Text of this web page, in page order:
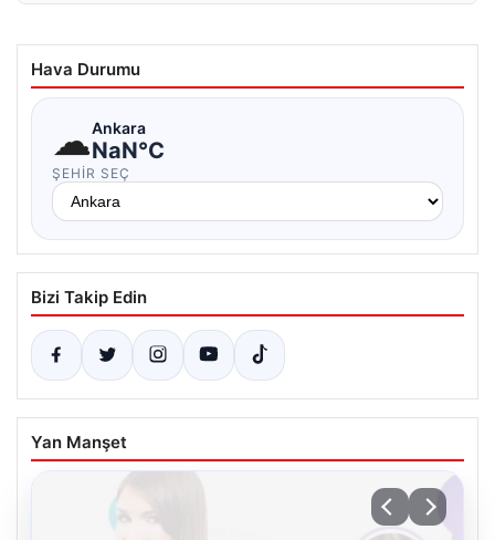
Hava Durumu
☁Ankara
NaN°C
ŞEHIR SEÇ
Bizi Takip Edin
Yan Manşet